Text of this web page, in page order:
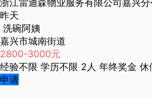
昨天
洗碗阿姨
嘉兴市城南街道
2800-3000元
经验不限 学历不限 2人 年终奖金 休
申请